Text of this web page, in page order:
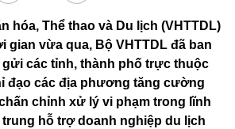
hóa, Thể thao và Du lịch (VHTTDL)
gian vừa qua, Bộ VHTTDL đã ban
gửi các tỉnh, thành phố trực thuộc
đạo các địa phương tăng cường
chỉnh xử lý vi phạm trong lĩnh
hỗ trợ doanh nghiệp du lịch